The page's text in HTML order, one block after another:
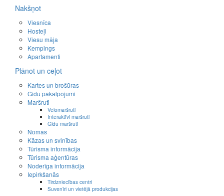
Nakšņot
Viesnīca
Hosteļi
Viesu māja
Kempings
Apartamenti
Plānot un ceļot
Kartes un brošūras
Gidu pakalpojumi
Maršruti
Velomaršruti
Interaktīvi maršruti
Gidu maršruti
Nomas
Kāzas un svinības
Tūrisma informācija
Tūrisma aģentūras
Noderīga informācija
Iepirkšanās
Tirdzniecības centri
Suvenīri un vietējā produkcijas